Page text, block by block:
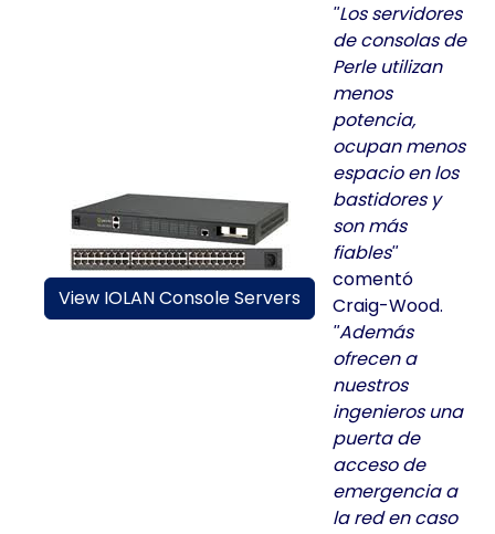
Los servidores
de consolas de
Perle utilizan
menos
potencia,
ocupan menos
espacio en los
bastidores y
son más
fiables
comentó
Craig-Wood.
Además
ofrecen a
nuestros
ingenieros una
puerta de
acceso de
emergencia a
la red en caso
View IOLAN Console Servers